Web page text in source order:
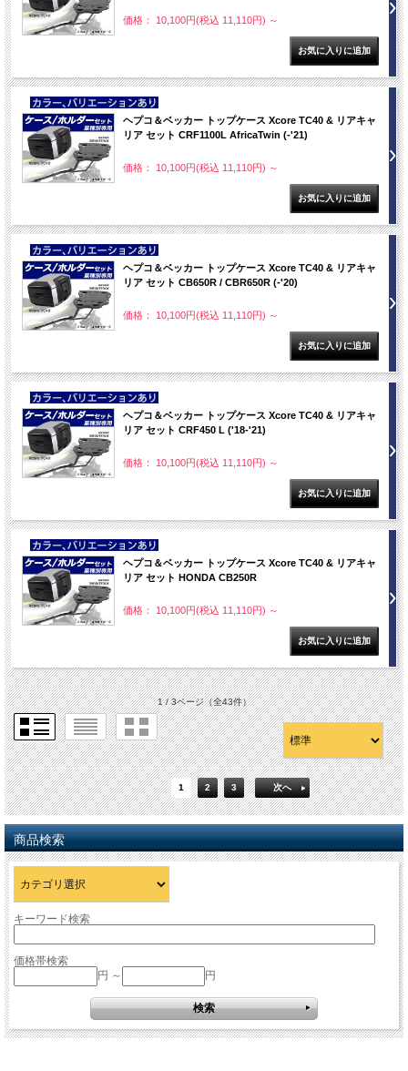
価格： 10,100円(税込 11,110円) ～
NEW
ヘプコ＆ベッカー トップケース Xcore TC40 & リアキャ
リア セット CRF1100L AfricaTwin (-'21)
価格： 10,100円(税込 11,110円) ～
NEW
ヘプコ＆ベッカー トップケース Xcore TC40 & リアキャ
リア セット CB650R / CBR650R (-'20)
価格： 10,100円(税込 11,110円) ～
NEW
ヘプコ＆ベッカー トップケース Xcore TC40 & リアキャ
リア セット CRF450 L ('18-'21)
価格： 10,100円(税込 11,110円) ～
NEW
ヘプコ＆ベッカー トップケース Xcore TC40 & リアキャ
リア セット HONDA CB250R
価格： 10,100円(税込 11,110円) ～
1 / 3ページ（全43件）
1 2 3 次へ
商品検索
キーワード検索
価格帯検索
円 ～
円